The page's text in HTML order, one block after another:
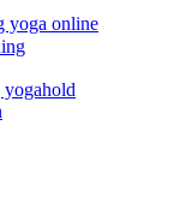
yoga online
yogahold